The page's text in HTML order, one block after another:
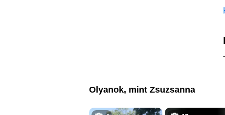
Olyanok, mint Zsuzsanna